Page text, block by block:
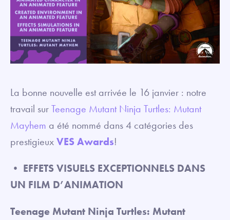
La bonne nouvelle est arrivée le 16 janvier : notre
travail surTeenage Mutant Ninja Turtles: Mutant
Mayhem a été nommé dans 4 catégories des
prestigieuxVES Awards!
• EFFETS VISUELS EXCEPTIONNELS DANS
UN FILM D’ANIMATION
Teenage Mutant Ninja Turtles: Mutant